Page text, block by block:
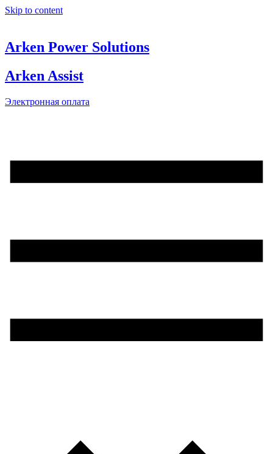
Skip to content
Arken Power Solutions
Arken Assist
Электронная оплата